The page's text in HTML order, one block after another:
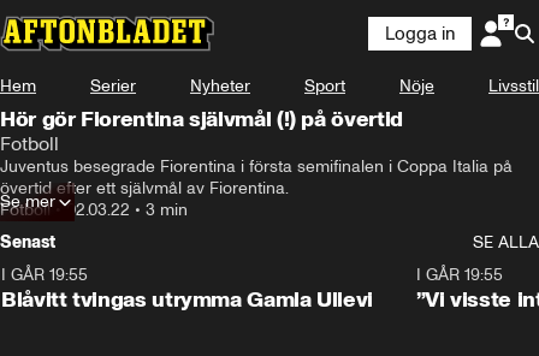
Logga in
Hem Serier Nyheter Sport Nöje Livsstil
Hör gör Fiorentina självmål (!) på övertid
Fotboll
Juventus besegrade Fiorentina i första semifinalen i Coppa Italia på
övertid efter ett självmål av Fiorentina.
Fotboll•02.03.22 • 3 min
Se mer
Senast
SE ALLA
I GÅR 19:55
Blåvitt tvingas utrymma Gamla Ullevi
I GÅR 19:55
”Vi visste